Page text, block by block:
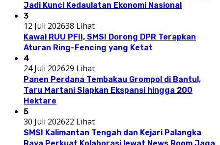
Jadi Kunci Kedaulatan Ekonomi Nasional
3
12 Juli 202638 Lihat
Kawal RUU PFII, SMSI Dorong DPR Terapkan
Aturan Ring-Fencing yang Ketat
4
24 Juli 202629 Lihat
Panen Perdana Tembakau Grompol di Bantul,
Taru Martani Siapkan Ekspansi hingga 200
Hektare
5
30 Juli 202622 Lihat
SMSI Kalimantan Tengah dan Kejari Palangka